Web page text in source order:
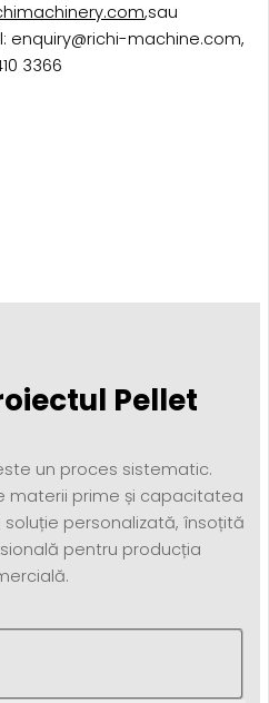
,sau
machine.com,
3366
Pellet
un proces sistematic.
materii prime și capacitatea
personalizată, însoțită
pentru producția